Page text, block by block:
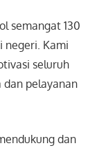
semangat 130
negeri. Kami
seluruh
pelayanan
dan